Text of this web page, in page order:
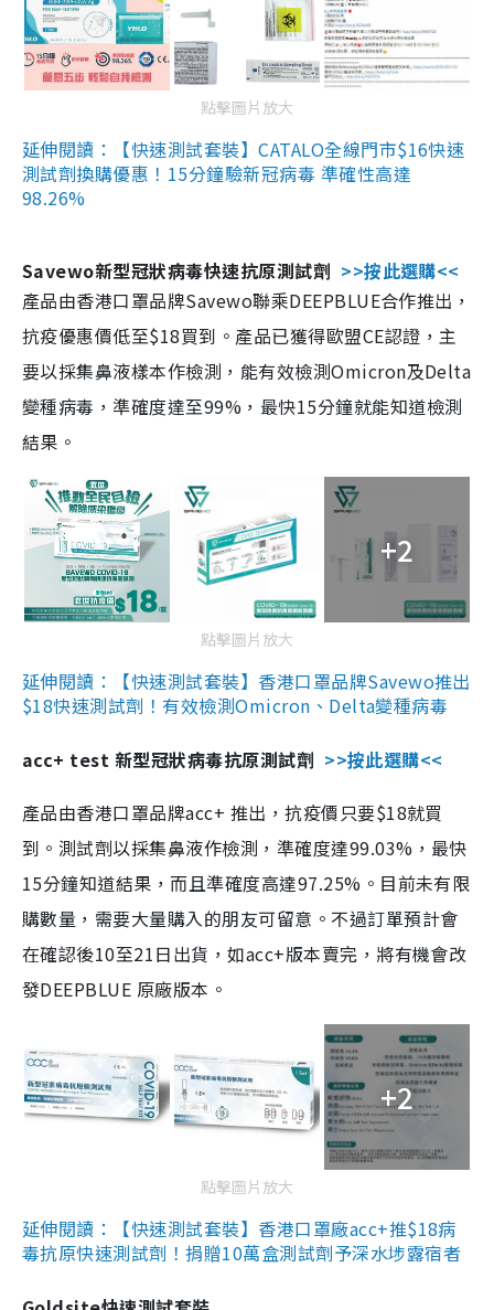
點擊圖片放大
延伸閱讀：【快速測試套裝】CATALO全線門市$16快速
測試劑換購優惠！15分鐘驗新冠病毒 準確性高達
98.26%
Savewo新型冠狀病毒快速抗原測試劑 >>按此選購<<
產品由香港口罩品牌Savewo聯乘DEEPBLUE合作推出，
抗疫優惠價低至$18買到。產品已獲得歐盟CE認證，主
要以採集鼻液樣本作檢測，能有效檢測Omicron及Delta
變種病毒，準確度達至99%，最快15分鐘就能知道檢測
結果。
+2
點擊圖片放大
延伸閱讀：【快速測試套裝】香港口罩品牌Savewo推出
$18快速測試劑！有效檢測Omicron、Delta變種病毒
acc+ test 新型冠狀病毒抗原測試劑 >>按此選購<<
產品由香港口罩品牌acc+ 推出，抗疫價只要$18就買
到。測試劑以採集鼻液作檢測，準確度達99.03%，最快
15分鐘知道結果，而且準確度高達97.25%。目前未有限
購數量，需要大量購入的朋友可留意。不過訂單預計會
在確認後10至21日出貨，如acc+版本賣完，將有機會改
發DEEPBLUE 原廠版本。
+2
點擊圖片放大
延伸閱讀：【快速測試套裝】香港口罩廠acc+推$18病
毒抗原快速測試劑！捐贈10萬盒測試劑予深水埗露宿者